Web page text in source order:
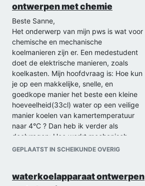
ontwerpen met chemie
Beste Sanne,
Het onderwerp van mijn pws is wat voor
chemische en mechanische
koelmanieren zijn er. Een medestudent
doet de elektrische manieren, zoals
koelkasten. Mijn hoofdvraag is: Hoe kun
je op een makkelijke, snelle, en
goedkope manier het beste een kleine
hoeveelheid(33cl) water op een veilige
manier koelen van kamertemperatuur
naar 4°C ? Dan heb ik verder als
deelvragen: Hoe werkt mechanisch
koelen en welke manieren zijn er, hoe
reacties zijn er? Als laatste ga ik uit de
GEPLAATST IN SCHEIKUNDE OVERIG
waterkoelapparaat ontwerpen